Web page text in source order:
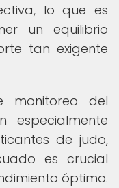
lo que es
un equilibrio
tan exigente
monitoreo del
especialmente
de judo,
es crucial
óptimo.